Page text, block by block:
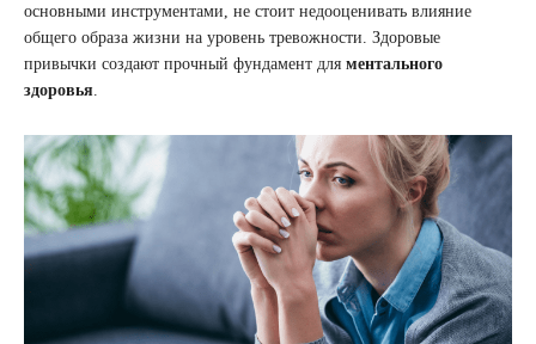
основными инструментами, не стоит недооценивать влияние
общего образа жизни на уровень тревожности. Здоровые
привычки создают прочный фундамент для ментального
здоровья.